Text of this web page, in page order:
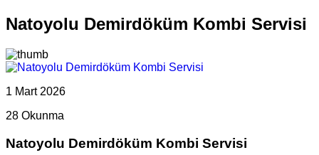
Natoyolu Demirdöküm Kombi Servisi
1 Mart 2026
28 Okunma
Natoyolu Demirdöküm Kombi Servisi